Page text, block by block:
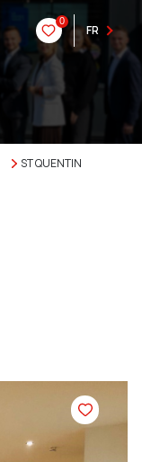
0
FR
ST QUENTIN